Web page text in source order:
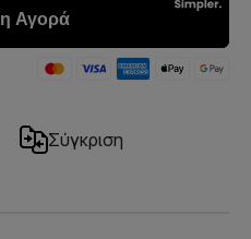
Σύγκριση